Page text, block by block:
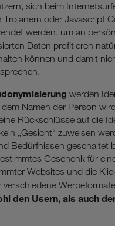
sich beim
oder Javascript
werden, um an
Daten profitieren
können und damit
werden
Namen der Person
Rückschlüsse auf die
„Gesicht“ zuweisen
Bedürfnissen geschaltet
Geschenk für
Websites und die
den Usern, als auch